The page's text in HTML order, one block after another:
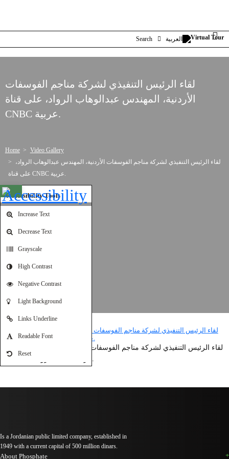
Open toolbar
Accessibility Tools
Increase Text
Decrease Text
Grayscale
High Contrast
Negative Contrast
Light Background
Links Underline
Readable Font
Reset
Search العربية
لقاء الرئيس التنفيذي لشركة مناجم الفوسفات
الأردنية، المهندس عبدالوهاب الرواد، على قناة
CNBC عربية.
Home
Video Gallery
لقاء الرئيس التنفيذي لشركة مناجم الفوسفات الأردنية، المهندس عبدالوهاب الرواد،
على قناة CNBC عربية.
لقاء الرئيس التنفيذي لشركة مناجم الفوسفات الأردنية، المهندس عبدالوهاب
Is a Jordanian public limited company, established in
1949 with a current capital of 500 million dinars.
About Phosphate